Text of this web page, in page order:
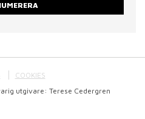
COOKIES
utgivare: Terese Cedergren